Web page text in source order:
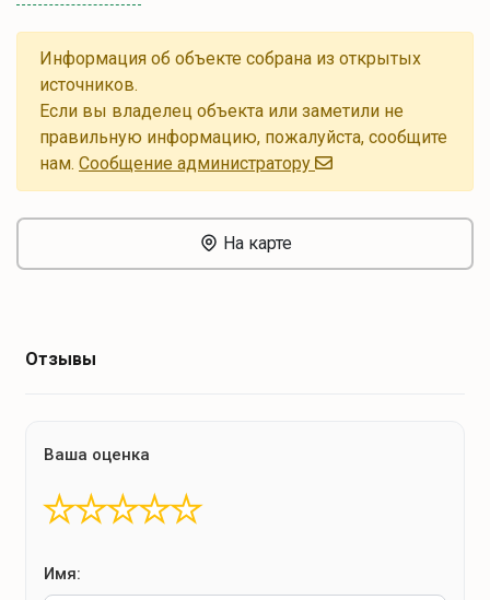
блюда Германии, Чехии, стран Скандинавии, Венгрии и
Польши.
В кафе имеется большая сцена, на которой выступают
различные диджеи и музыканты. Здесь также
проводятся спортивные трансляции.
В заведении возможно провести праздники и
мероприятий есть специальное банкетное меню.
В кафе T'Brano работает Wi-Fi. Имеется парковка.
Информация об объекте собрана из открытых
источников.
Если вы владелец объекта или заметили не
правильную информацию, пожалуйста, сообщите
нам. Cообщение администратору
На карте
Отзывы
Ваша оценка
★
★
★
★
★
Имя: